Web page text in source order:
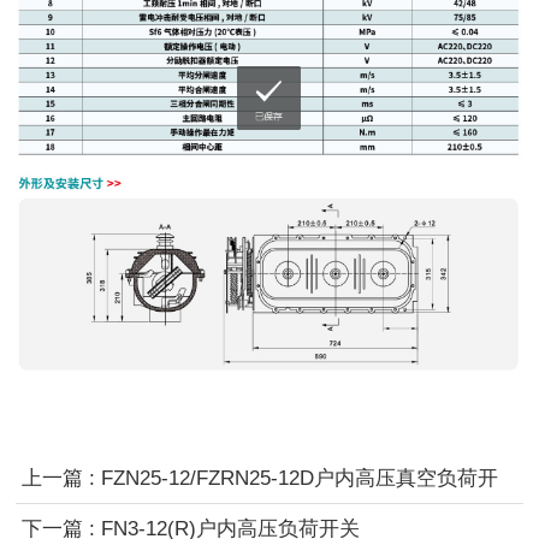
上一篇 : FZN25-12/FZRN25-12D户内高压真空负荷开
关/熔断器组合电器
下一篇 : FN3-12(R)户内高压负荷开关